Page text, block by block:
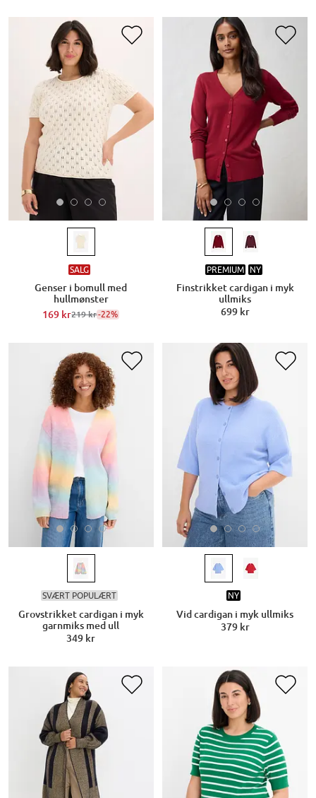
SALG
Genser i bomull med
hullmønster
169 kr219 kr-22%
PREMIUM NY
Finstrikket cardigan i myk
ullmiks
699 kr
SVÆRT POPULÆRT
Grovstrikket cardigan i myk
garnmiks med ull
349 kr
NY
Vid cardigan i myk ullmiks
379 kr